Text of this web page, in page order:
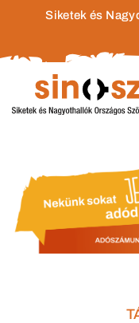
Siketek és